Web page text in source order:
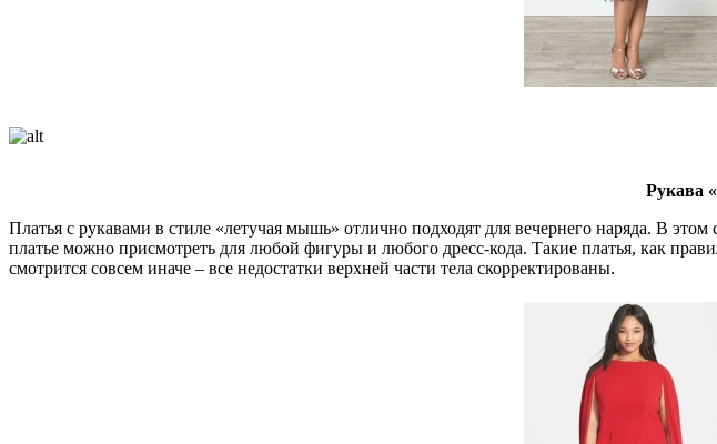
Рукава
Платья с рукавами в стиле «летучая мышь» отлично подходят для вечернего наряда. В этом
платье можно присмотреть для любой фигуры и любого дресс-кода. Такие платья, как
смотрится совсем иначе – все недостатки верхней части тела скорректированы.